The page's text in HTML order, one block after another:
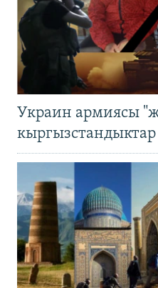
Украин армиясы